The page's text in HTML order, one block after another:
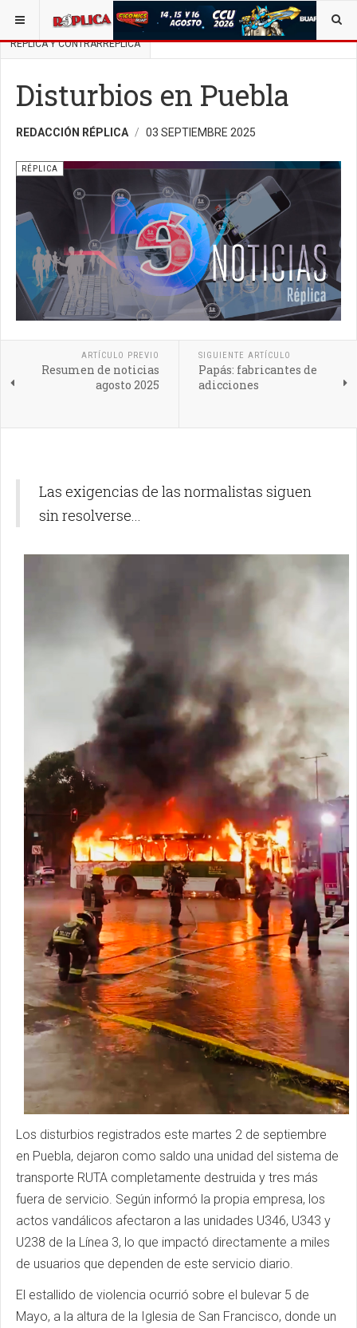
ESTÁ AQUÍ: BUSCAR UN ARTÍCULO EN POLÍTICA
RÉPLICA Y CONTRARRÉPLICA
Disturbios en Puebla
REDACCIÓN RÉPLICA 03 SEPTIEMBRE 2025
RÉPLICA
ARTÍCULO PREVIO
Resumen de noticias
agosto 2025
SIGUIENTE ARTÍCULO
Papás: fabricantes de
adicciones
Las exigencias de las normalistas siguen
sin resolverse...
Los disturbios registrados este martes 2 de septiembre
en Puebla, dejaron como saldo una unidad del sistema de
transporte RUTA completamente destruida y tres más
fuera de servicio. Según informó la propia empresa, los
actos vandálicos afectaron a las unidades U346, U343 y
U238 de la Línea 3, lo que impactó directamente a miles
de usuarios que dependen de este servicio diario.
El estallido de violencia ocurrió sobre el bulevar 5 de
Mayo, a la altura de la Iglesia de San Francisco, donde un